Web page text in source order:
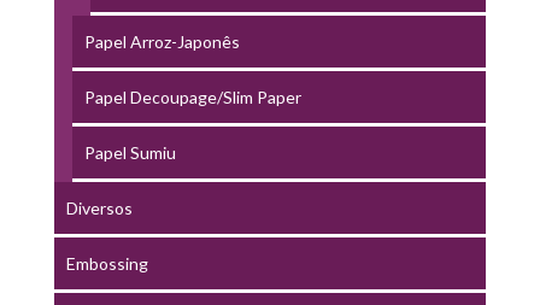
Papel Arroz-Japonês
Papel Decoupage/Slim Paper
Papel Sumiu
Diversos
Embossing